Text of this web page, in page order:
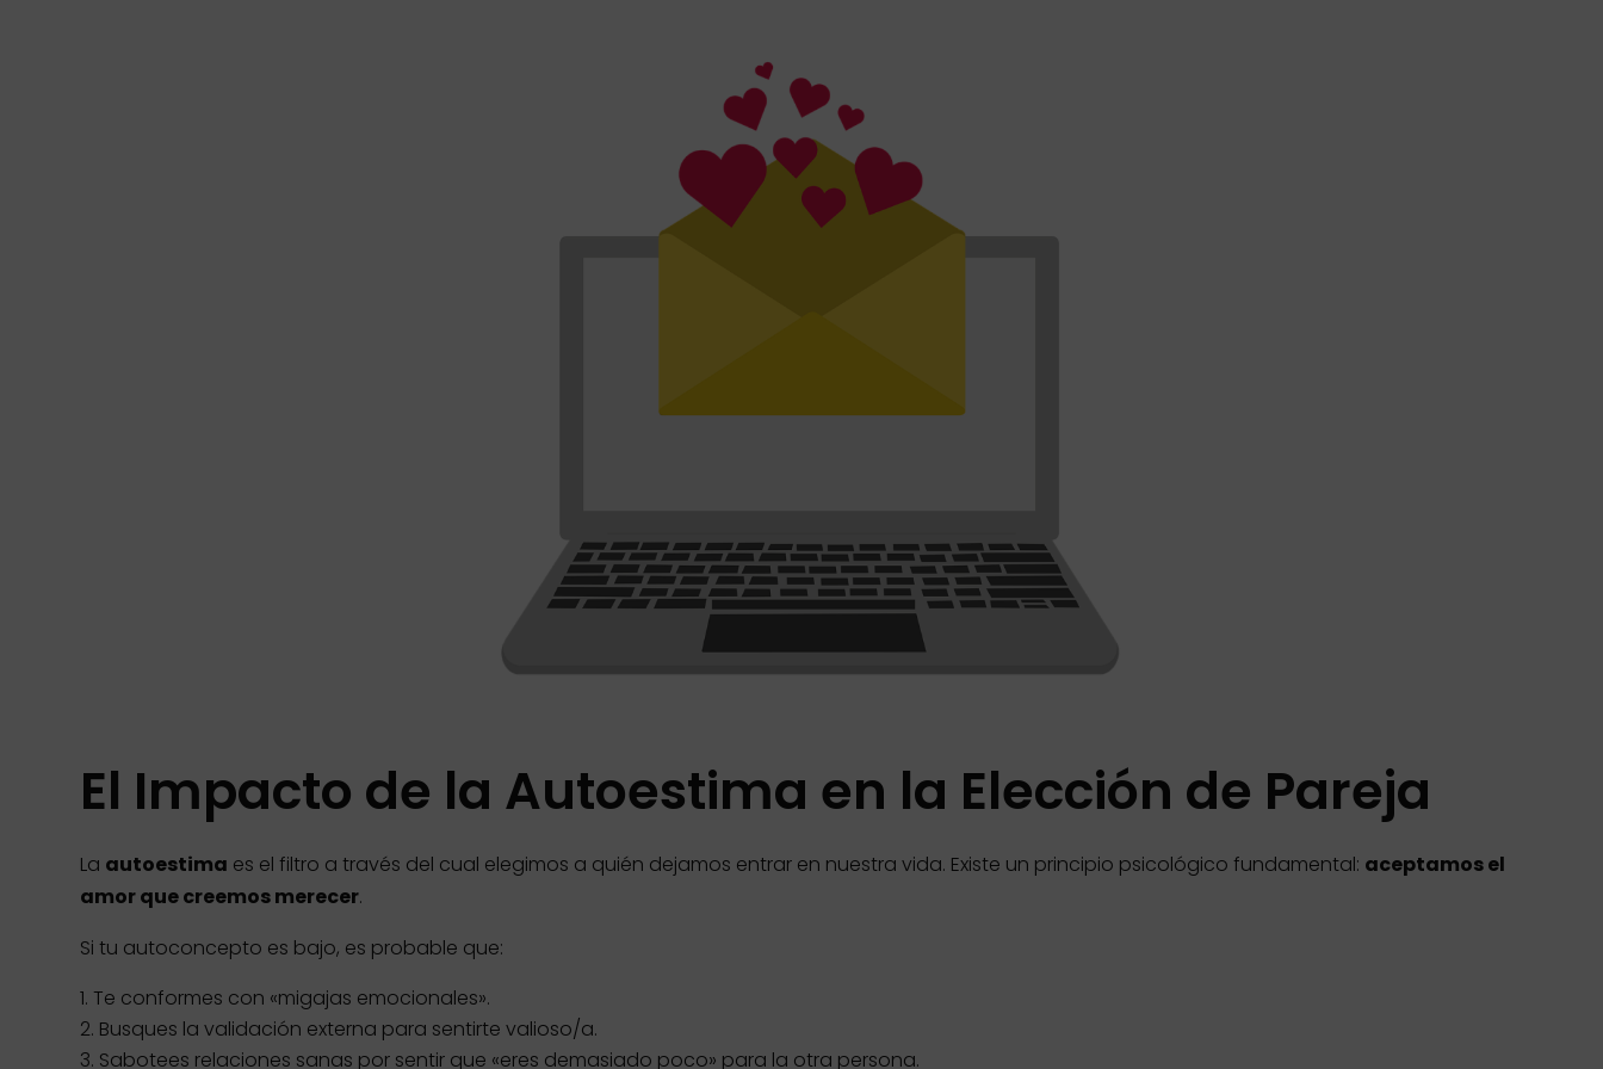
El Impacto de la Autoestima en la Elección de Pareja
La autoestima es el filtro a través del cual elegimos a quién dejamos entrar en nuestra vida. Existe un principio psicológico fundamental: aceptamos el
amor que creemos merecer.
Si tu autoconcepto es bajo, es probable que:
Te conformes con «migajas emocionales».
Busques la validación externa para sentirte valioso/a.
Sabotees relaciones sanas por sentir que «eres demasiado poco» para la otra persona.